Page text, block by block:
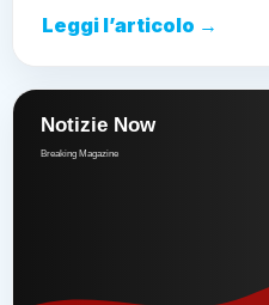
Leggi l’articolo →